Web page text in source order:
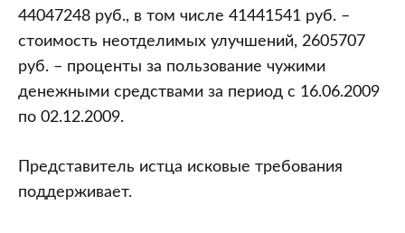
44047248 руб., в том числе 41441541 руб. –
стоимость неотделимых улучшений, 2605707
руб. – проценты за пользование чужими
денежными средствами за период с 16.06.2009
по 02.12.2009.
Представитель истца исковые требования
поддерживает.